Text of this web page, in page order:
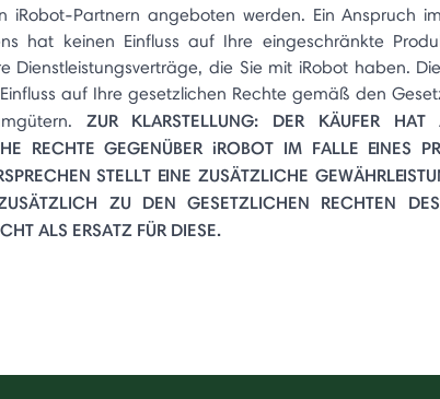
iRobot-Partnern angeboten werden. Ein Anspruch
hat keinen Einfluss auf Ihre eingeschränkte
Dienstleistungsverträge, die Sie mit iRobot haben.
auf Ihre gesetzlichen Rechte gemäß den
ZUR KLARSTELLUNG: DER KÄUFER HAT
RECHTE GEGENÜBER iROBOT IM FALLE EINES
STELLT EINE ZUSÄTZLICHE
ZU DEN GESETZLICHEN RECHTEN
ALS ERSATZ FÜR DIESE.